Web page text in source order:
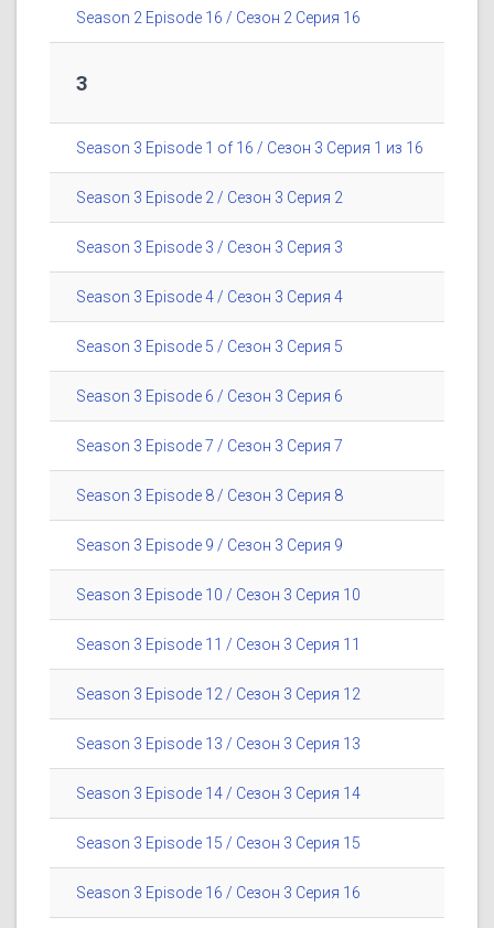
Season 2 Episode 16 / Сезон 2 Серия 16
3
Season 3 Episode 1 of 16 / Сезон 3 Серия 1 из 16
Season 3 Episode 2 / Сезон 3 Серия 2
Season 3 Episode 3 / Сезон 3 Серия 3
Season 3 Episode 4 / Сезон 3 Серия 4
Season 3 Episode 5 / Сезон 3 Серия 5
Season 3 Episode 6 / Сезон 3 Серия 6
Season 3 Episode 7 / Сезон 3 Серия 7
Season 3 Episode 8 / Сезон 3 Серия 8
Season 3 Episode 9 / Сезон 3 Серия 9
Season 3 Episode 10 / Сезон 3 Серия 10
Season 3 Episode 11 / Сезон 3 Серия 11
Season 3 Episode 12 / Сезон 3 Серия 12
Season 3 Episode 13 / Сезон 3 Серия 13
Season 3 Episode 14 / Сезон 3 Серия 14
Season 3 Episode 15 / Сезон 3 Серия 15
Season 3 Episode 16 / Сезон 3 Серия 16